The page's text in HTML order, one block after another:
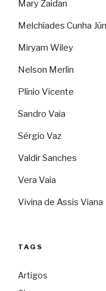
Mary Zaidan
Melchíades Cunha
Miryam Wiley
Nelson Merlin
Plínio Vicente
Sandro Vaia
Sérgio Vaz
Valdir Sanches
Vera Vaia
Vivina de Assis Viana
TAGS
Artigos